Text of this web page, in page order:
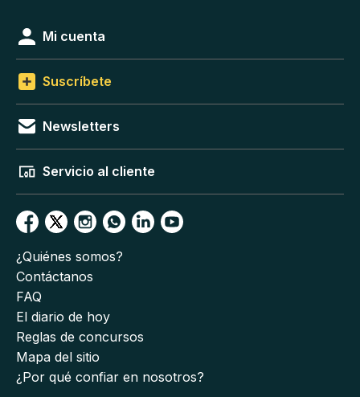
Mi cuenta
Suscríbete
Newsletters
Servicio al cliente
¿Quiénes somos?
Contáctanos
FAQ
El diario de hoy
Reglas de concursos
Mapa del sitio
¿Por qué confiar en nosotros?